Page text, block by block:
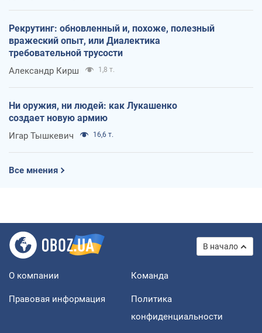
Рекрутинг: обновленный и, похоже, полезный
вражеский опыт, или Диалектика
требовательной трусости
Александр Кирш 1,8 т.
Ни оружия, ни людей: как Лукашенко
создает новую армию
Игар Тышкевич 16,6 т.
Все мнения
В начало
О компании Команда
Правовая информация
Политика
конфиденциальности